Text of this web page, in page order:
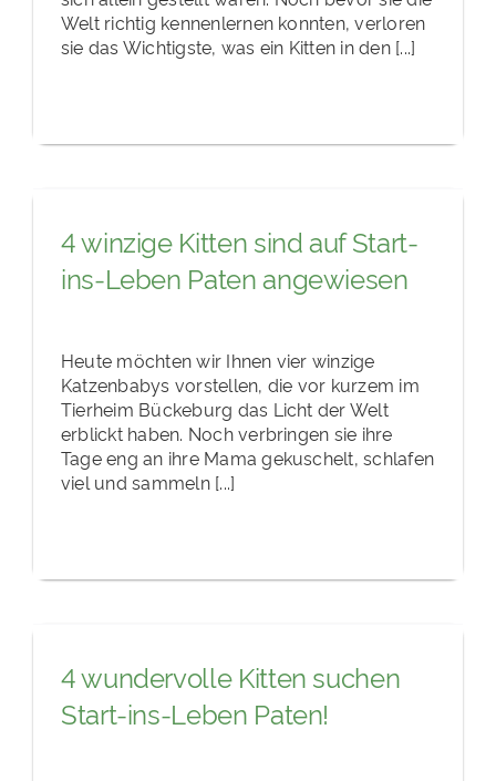
Welt richtig kennenlernen konnten, verloren
sie das Wichtigste, was ein Kitten in den [...]
4 winzige Kitten sind auf Start-
ins-Leben Paten angewiesen
Heute möchten wir Ihnen vier winzige
Katzenbabys vorstellen, die vor kurzem im
Tierheim Bückeburg das Licht der Welt
erblickt haben. Noch verbringen sie ihre
Tage eng an ihre Mama gekuschelt, schlafen
viel und sammeln [...]
4 wundervolle Kitten suchen
Start-ins-Leben Paten!